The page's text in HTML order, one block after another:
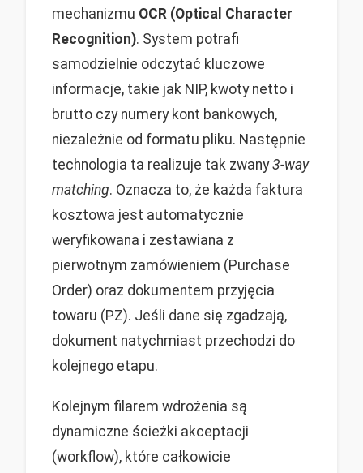
mechanizmu OCR (Optical Character
Recognition). System potrafi
samodzielnie odczytać kluczowe
informacje, takie jak NIP, kwoty netto i
brutto czy numery kont bankowych,
niezależnie od formatu pliku. Następnie
technologia ta realizuje tak zwany3-way
matching. Oznacza to, że każda faktura
kosztowa jest automatycznie
weryfikowana i zestawiana z
pierwotnym zamówieniem (Purchase
Order) oraz dokumentem przyjęcia
towaru (PZ). Jeśli dane się zgadzają,
dokument natychmiast przechodzi do
kolejnego etapu.
Kolejnym filarem wdrożenia są
dynamiczne ścieżki akceptacji
(workflow), które całkowicie